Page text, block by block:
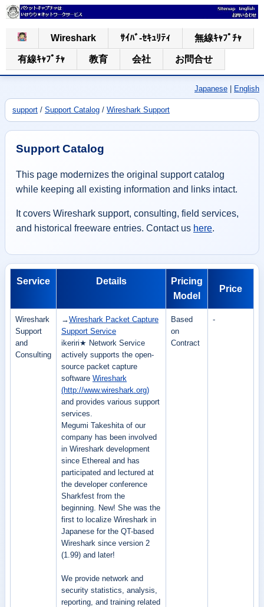
Wireshark ｻｲﾊﾞ-ｾｷｭﾘﾃｨ 無線ｷｬﾌﾟﾁｬ
有線ｷｬﾌﾟﾁｬ 教育 会社 お問合せ
Japanese | English
support / Support Catalog / Wireshark Support
Support Catalog
This page modernizes the original support catalog
while keeping all existing information and links intact.
It covers Wireshark support, consulting, field services,
and historical freeware entries. Contact us here.
Service Details
Pricing
Model
Price
Wireshark
Support
and
Consulting
→Wireshark Packet Capture
Support Service
ikeriri★ Network Service
actively supports the open-
source packet capture
software Wireshark
(http://www.wireshark.org)
and provides various support
services.
Megumi Takeshita of our
company has been involved
in Wireshark development
since Ethereal and has
participated and lectured at
the developer conference
Sharkfest from the
beginning. New! She was the
first to localize Wireshark in
Japanese for the QT-based
Wireshark since version 2
(1.99) and later!
We provide network and
security statistics, analysis,
reporting, and training related
Based
on
Contract
-